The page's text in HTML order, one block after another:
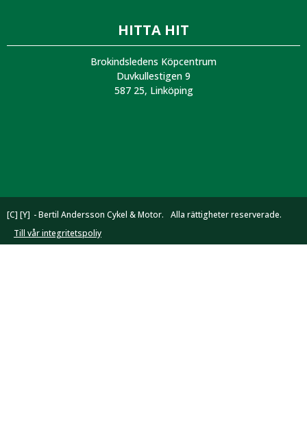
HITTA HIT
Brokindsledens Köpcentrum
Duvkullestigen 9
587 25, Linköping
[C] [Y] - Bertil Andersson Cykel & Motor.
Alla rättigheter reserverade.
Till vår integritetspoliy